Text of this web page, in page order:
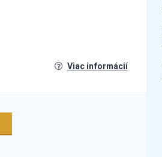
Viac informácií